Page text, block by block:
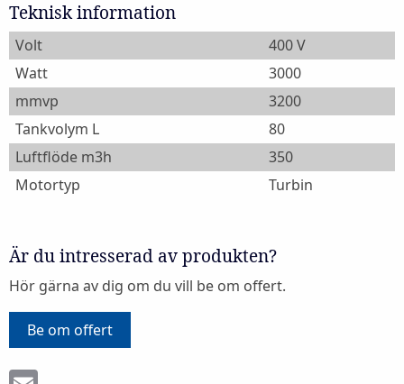
Teknisk information
Volt
400 V
Watt
3000
mmvp
3200
Tankvolym L
80
Luftflöde m3h
350
Motortyp
Turbin
Är du intresserad av produkten?
Hör gärna av dig om du vill be om offert.
Be om offert